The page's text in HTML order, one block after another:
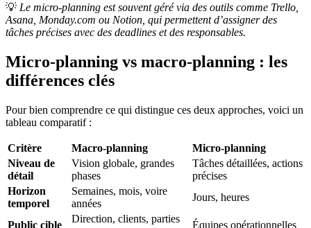
💡 Le micro-planning est souvent géré via des outils comme Trello,
Asana, Monday.com ou Notion, qui permettent d’assigner des
tâches précises avec des deadlines et des responsables.
Micro-planning vs macro-planning : les
différences clés
Pour bien comprendre ce qui distingue ces deux approches, voici un
tableau comparatif :
Critère Macro-planning
Micro-planning
Niveau de
détail
Vision globale, grandes
phases
Tâches détaillées, actions
précises
Horizon
temporel
Semaines, mois, voire
années
Jours, heures
Public cible
Direction, clients, parties
Équipes opérationnelles